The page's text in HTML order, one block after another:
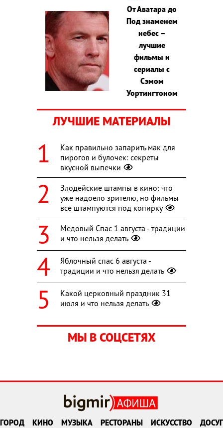
От Аватара до
Под знаменем
небес –
лучшие
фильмы и
сериалы с
Сэмом
Уортингтоном
ЛУЧШИЕ МАТЕРИАЛЫ
Как правильно запарить мак для
пирогов и булочек: секреты
вкусной выпечки
Злодейские штампы в кино: что
уже надоело зрителю, но фильмы
все штампуются под копирку
Медовый Спас 1 августа - традиции
и что нельзя делать
Яблочный спас 6 августа -
традиции и что нельзя делать
Какой церковный праздник 31
июля и что нельзя делать
МЫ В СОЦСЕТЯХ
ГОРОД КИНО МУЗЫКА РЕСТОРАНЫ ИСКУССТВО ДОСУГ